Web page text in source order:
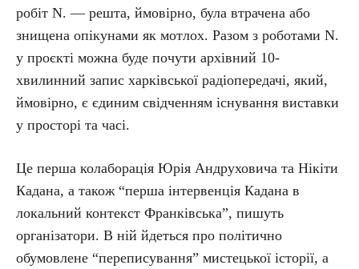
робіт N. — решта, ймовірно, була втрачена або
знищена опікунами як мотлох. Разом з роботами N.
у проєкті можна буде почути архівний 10-
хвилинний запис харківської радіопередачі, який,
ймовірно, є єдиним свідченням існування виставки
у просторі та часі.
Це перша колаборація Юрія Андруховича та Нікіти
Кадана, а також “перша інтервенція Кадана в
локальний контекст Франківська”, пишуть
організатори. В ній йдеться про політично
обумовлене “переписування” мистецької історії, а